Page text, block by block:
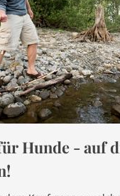
Hunde - auf